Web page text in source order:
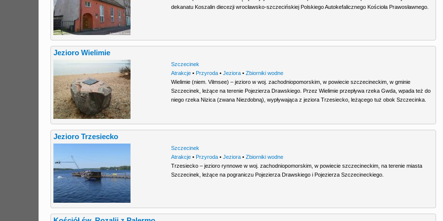
dekanatu Koszalin diecezji wrocławsko-szczecińskiej Polskiego Autokefalicznego Kościoła Prawosławnego.
Jezioro Wielimie
Szczecinek
Atrakcje • Przyroda •Jeziora •Zbiorniki wodne
Wielimie (niem. Vilmsee) – jezioro w woj. zachodniopomorskim, w powiecie szczecineckim, w gminie
Szczecinek, leżące na terenie Pojezierza Drawskiego. Przez Wielimie przepływa rzeka Gwda, wpada też do
niego rzeka Nizica (zwana Niezdobną), wypływająca z jeziora Trzesiecko, leżącego tuż obok Szczecinka.
Jezioro Trzesiecko
Szczecinek
Atrakcje • Przyroda •Jeziora •Zbiorniki wodne
Trzesiecko – jezioro rynnowe w woj. zachodniopomorskim, w powiecie szczecineckim, na terenie miasta
Szczecinek, leżące na pograniczu Pojezierza Drawskiego i Pojezierza Szczecineckiego.